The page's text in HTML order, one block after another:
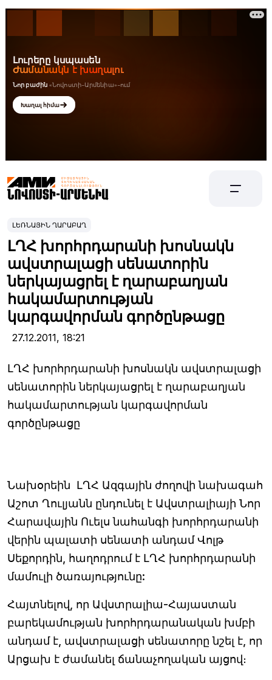
ԼԵՌՆԱՅԻՆ ՂԱՐԱԲԱՂ
ԼՂՀ խորհրդարանի խոսնակն
ավստրալացի սենատորին
ներկայացրել է ղարաբաղյան
հակամարտության
կարգավորման գործընթացը
27.12.2011, 18:21
ԼՂՀ խորհրդարանի խոսնակն ավստրալացի
սենատորին ներկայացրել է ղարաբաղյան
հակամարտության կարգավորման
գործընթացը
Նախօրեին ԼՂՀ Ազգային ժողովի նախագահ
Աշոտ Ղուլյանն ընդունել է Ավստրալիայի Նոր
Հարավային Ուելս նահանգի խորհրդարանի
վերին պալատի սենատի անդամ Վոլթ
Սեքորդին, հաղոդրում է ԼՂՀ խորհրդարանի
մամուլի ծառայությունը:
Հայտնելով, որ Ավստրալիա-Հայաստան
բարեկամության խորհրդարանական խմբի
անդամ է, ավստրալացի սենատորը նշել է, որ
Արցախ է ժամանել ճանաչողական այցով։